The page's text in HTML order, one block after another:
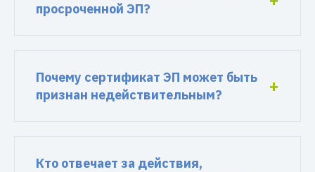
просроченной ЭП?
Почему сертификат ЭП может быть
признан недействительным?
Кто отвечает за действия,